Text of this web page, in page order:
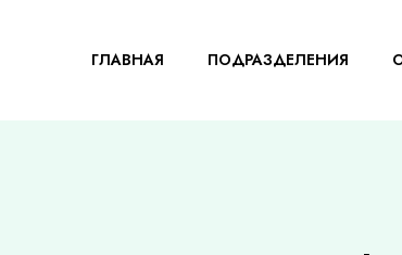
ГЛАВНАЯ ПОДРАЗДЕЛЕНИЯ